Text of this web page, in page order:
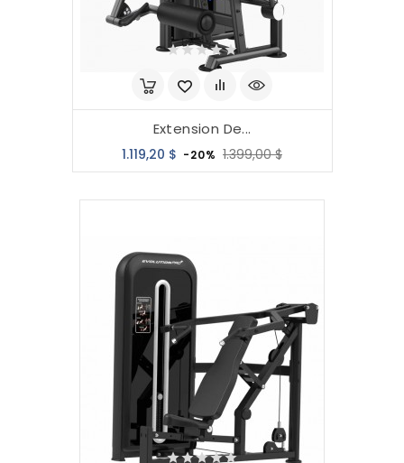
Extension De...
1.119,20 $ Precio
base
-20% 1.399,00 $Precio